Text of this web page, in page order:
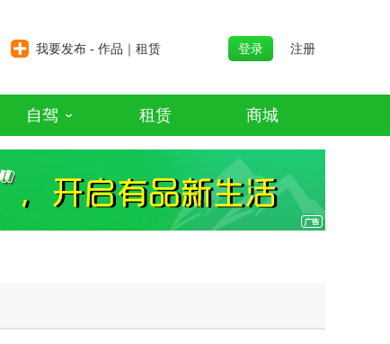
我要发布 - 作品｜租赁 注册
登录
自驾 租赁 商城